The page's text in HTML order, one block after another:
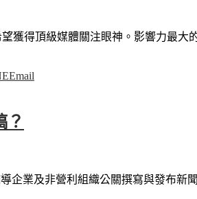
獲得頂級媒體關注眼神。影響力最
Email
？
企業及非營利組織公關撰寫與發布新